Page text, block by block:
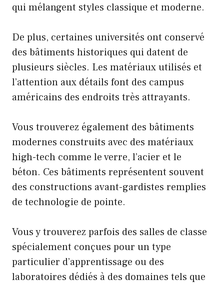
qui mélangent styles classique et moderne.
De plus, certaines universités ont conservé
des bâtiments historiques qui datent de
plusieurs siècles. Les matériaux utilisés et
l’attention aux détails font des campus
américains des endroits très attrayants.
Vous trouverez également des bâtiments
modernes construits avec des matériaux
high-tech comme le verre, l’acier et le
béton. Ces bâtiments représentent souvent
des constructions avant-gardistes remplies
de technologie de pointe.
Vous y trouverez parfois des salles de classe
spécialement conçues pour un type
particulier d’apprentissage ou des
laboratoires dédiés à des domaines tels que